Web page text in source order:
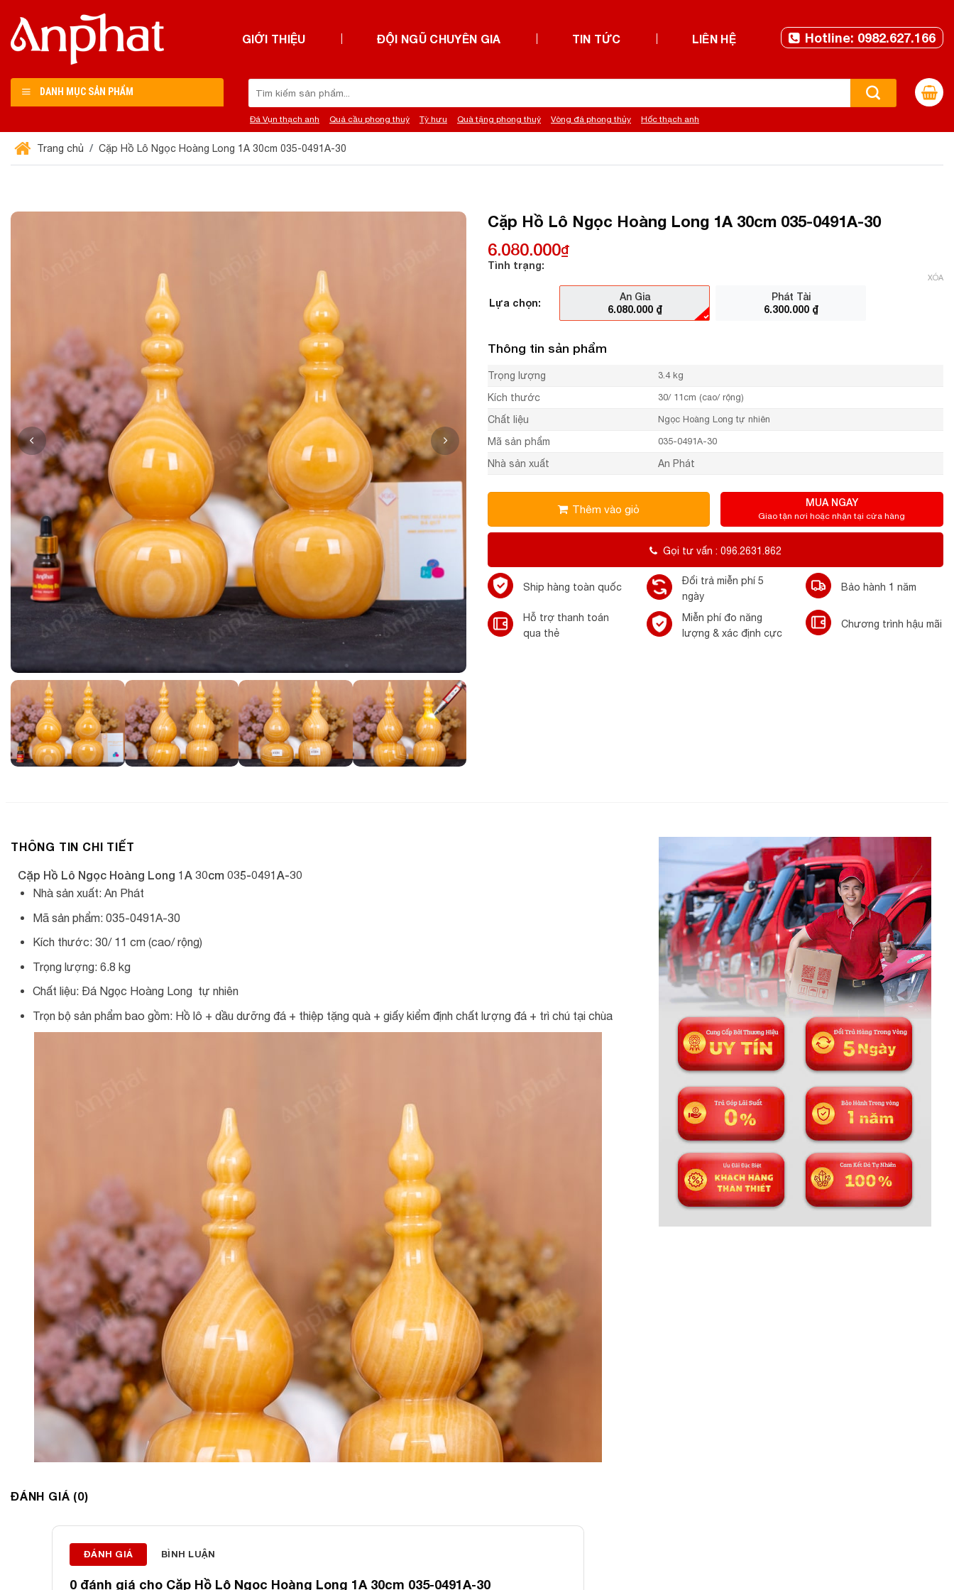
đến
nội
GIỚI THIỆU ĐỘI NGŨ CHUYÊN GIA TIN TỨC LIÊN HỆ Hotline: 0982.627.166
DANH MỤC SẢN PHẨM
kiếm:
Đá Vụn thạch anh Quả cầu phong thuỷ Tỳ hưu Quà tặng phong thuỷ Vòng đá phong thủy Hốc thạch anh
Trang chủ Cặp Hồ Lô Ngọc Hoàng Long 1A 30cm 035-0491A-30
Cặp Hồ Lô Ngọc Hoàng Long 1A 30cm 035-0491A-30
6.080.000₫
Tình trạng:
Lựa chọn:
An Gia
6.080.000 ₫
Phát Tài
6.300.000 ₫
XÓA
Thông tin sản phẩm
Trọng lượng 3.4 kg
Kích thước 30/ 11cm (cao/ rộng)
Chất liệu Ngọc Hoàng Long tự nhiên
Mã sản phẩm 035-0491A-30
Nhà sản xuất An Phát
Thêm vào giỏ MUA NGAY
Giao tận nơi hoặc nhận tại cửa hàng
Gọi tư vấn : 096.2631.862
Ship hàng toàn quốc
Đổi trả miễn phí 5
ngày
Bảo hành 1 năm
Hỗ trợ thanh toán
qua thẻ
Miễn phí đo năng
lượng & xác định cực
Chương trình hậu mãi
THÔNG TIN CHI TIẾT
Cặp Hồ Lô Ngọc Hoàng Long 1A 30cm 035-0491A-30
Nhà sản xuất: An Phát
Mã sản phẩm: 035-0491A-30
Kích thước: 30/ 11 cm (cao/ rộng)
Trọng lượng: 6.8 kg
Chất liệu: Đá Ngọc Hoàng Long tự nhiên
Trọn bộ sản phẩm bao gồm: Hồ lô + dầu dưỡng đá + thiệp tặng quà + giấy kiểm định chất lượng đá + trì chú tại chùa
ĐÁNH GIÁ (0)
ĐÁNH GIÁ BÌNH LUẬN
0 đánh giá cho Cặp Hồ Lô Ngọc Hoàng Long 1A 30cm 035-0491A-30